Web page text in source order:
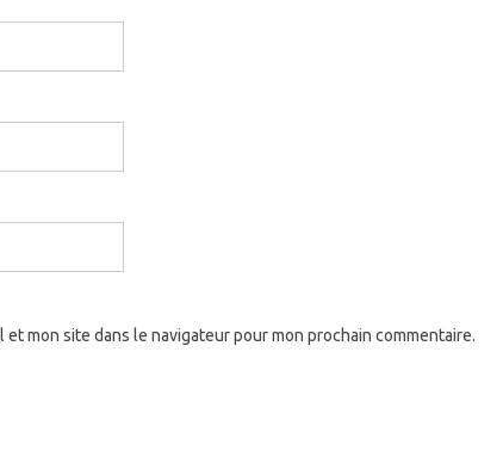
et mon site dans le navigateur pour mon prochain commentaire.